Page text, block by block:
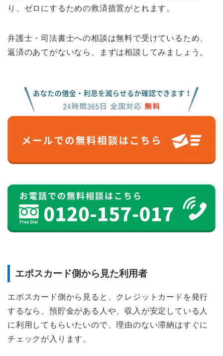
り、ゼロにするための救済措置がとれます。
弁護士・司法書士への相談は無料で受けているため、
返済のあてがないなら、まずは相談してみましょう。
エポスカード側から見た利用者
エポスカード側から見ると、クレジットカードを発行
するなら、預貯金がある人や、収入が安定している人
に利用してもらいたいので、理由のない滞納はすぐに
チェックが入ります。